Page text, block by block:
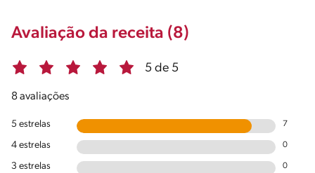
Avaliação da receita (8)
5 de 5
8 avaliações
5 estrelas 7
4 estrelas 0
3 estrelas 0